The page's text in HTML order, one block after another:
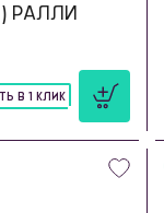
РАЛЛИ
В 1 КЛИК